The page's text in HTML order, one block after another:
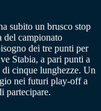
subito un brusco stop
del campionato
dei tre punti per
Stabia, a pari punti a
cinque lunghezze. Un
nei futuri play-off a
partecipare.